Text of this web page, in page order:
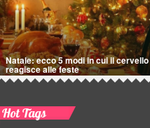
Natale: ecco 5 modi in cui il cervello
reagisce alle feste
Hot Tags